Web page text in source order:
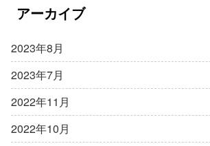
アーカイブ
2023年8月
2023年7月
2022年11月
2022年10月